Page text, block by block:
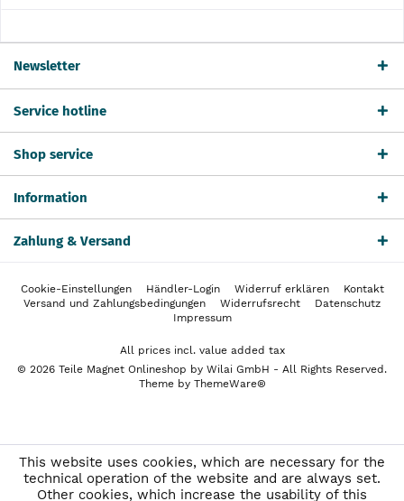
Newsletter
Service hotline
Shop service
Information
Zahlung & Versand
Cookie-Einstellungen Händler-Login Widerruf erklären
Kontakt
Versand und Zahlungsbedingungen
Widerrufsrecht
Datenschutz
Impressum
All prices incl. value added tax
© 2026 Teile Magnet Onlineshop by Wilai GmbH - All Rights Reserved.
Theme by ThemeWare®
This website uses cookies, which are necessary for the
technical operation of the website and are always set.
Other cookies, which increase the usability of this